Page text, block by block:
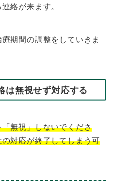
絡が来ます。
期間の調整をしていきま
無視せず対応する
無視」しないでくださ
対応が終了してしまう可